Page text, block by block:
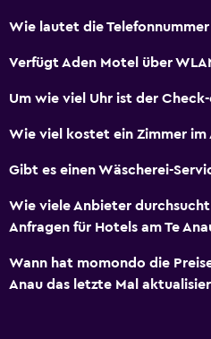
Wie lautet die
Verfügt Aden Motel über
Um wie viel Uhr ist der
Wie viel kostet ein Zimmer im
Gibt es einen Wäscherei-
Wie viele Anbieter
Anfragen für Hotels am Te
Wann hat momondo die
Anau das letzte Mal